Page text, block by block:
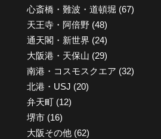
心斎橋・難波・道頓堀 (67)
天王寺・阿倍野 (48)
通天閣・新世界 (24)
大阪港・天保山 (29)
南港・コスモスクエア (32)
北港・USJ (20)
弁天町 (12)
堺市 (16)
大阪その他 (62)